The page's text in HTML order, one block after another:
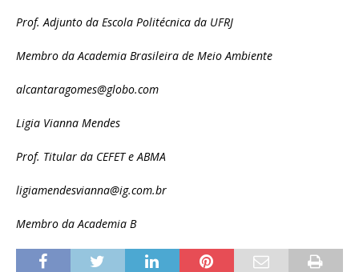
Prof. Adjunto da Escola Politécnica da UFRJ
Membro da Academia Brasileira de Meio Ambiente
alcantaragomes@globo.com
Ligia Vianna Mendes
Prof. Titular da CEFET e ABMA
ligiamendesvianna@ig.com.br
Membro da Academia B